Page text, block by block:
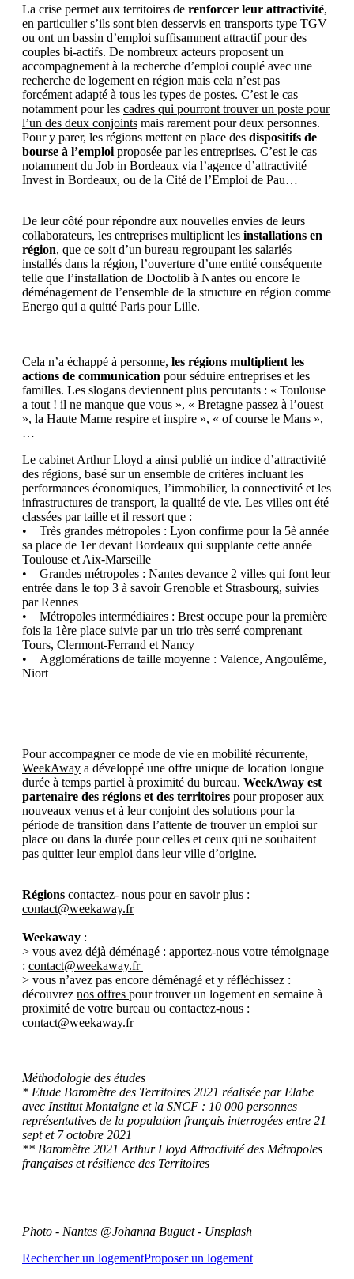
La crise permet aux territoires de renforcer leur attractivité,
en particulier s’ils sont bien desservis en transports type TGV
ou ont un bassin d’emploi suffisamment attractif pour des
couples bi-actifs. De nombreux acteurs proposent un
accompagnement à la recherche d’emploi couplé avec une
recherche de logement en région mais cela n’est pas
forcément adapté à tous les types de postes. C’est le cas
notamment pour les cadres qui pourront trouver un poste pour
l’un des deux conjoints mais rarement pour deux personnes.
Pour y parer, les régions mettent en place des dispositifs de
bourse à l’emploi proposée par les entreprises. C’est le cas
notamment du Job in Bordeaux via l’agence d’attractivité
Invest in Bordeaux, ou de la Cité de l’Emploi de Pau…
De leur côté pour répondre aux nouvelles envies de leurs
collaborateurs, les entreprises multiplient les installations en
région, que ce soit d’un bureau regroupant les salariés
installés dans la région, l’ouverture d’une entité conséquente
telle que l’installation de Doctolib à Nantes ou encore le
déménagement de l’ensemble de la structure en région comme
Energo qui a quitté Paris pour Lille.
Cela n’a échappé à personne, les régions multiplient les
actions de communication pour séduire entreprises et les
familles. Les slogans deviennent plus percutants : « Toulouse
a tout ! il ne manque que vous », « Bretagne passez à l’ouest
», la Haute Marne respire et inspire », « of course le Mans »,
…
Le cabinet Arthur Lloyd a ainsi publié un indice d’attractivité
des régions, basé sur un ensemble de critères incluant les
performances économiques, l’immobilier, la connectivité et les
infrastructures de transport, la qualité de vie. Les villes ont été
classées par taille et il ressort que :
• Très grandes métropoles : Lyon confirme pour la 5è année
sa place de 1er devant Bordeaux qui supplante cette année
Toulouse et Aix-Marseille
• Grandes métropoles : Nantes devance 2 villes qui font leur
entrée dans le top 3 à savoir Grenoble et Strasbourg, suivies
par Rennes
• Métropoles intermédiaires : Brest occupe pour la première
fois la 1ère place suivie par un trio très serré comprenant
Tours, Clermont-Ferrand et Nancy
• Agglomérations de taille moyenne : Valence, Angoulême,
Niort
Pour accompagner ce mode de vie en mobilité récurrente,
WeekAway a développé une offre unique de location longue
durée à temps partiel à proximité du bureau. WeekAway est
partenaire des régions et des territoires pour proposer aux
nouveaux venus et à leur conjoint des solutions pour la
période de transition dans l’attente de trouver un emploi sur
place ou dans la durée pour celles et ceux qui ne souhaitent
pas quitter leur emploi dans leur ville d’origine.
Régions contactez- nous pour en savoir plus :
contact@weekaway.fr
Weekaway :
> vous avez déjà déménagé : apportez-nous votre témoignage
: contact@weekaway.fr
> vous n’avez pas encore déménagé et y réfléchissez :
découvrez nos offres pour trouver un logement en semaine à
proximité de votre bureau ou contactez-nous :
contact@weekaway.fr
Méthodologie des études
* Etude Baromètre des Territoires 2021 réalisée par Elabe
avec Institut Montaigne et la SNCF : 10 000 personnes
représentatives de la population français interrogées entre 21
sept et 7 octobre 2021
** Baromètre 2021 Arthur Lloyd Attractivité des Métropoles
françaises et résilience des Territoires
Photo - Nantes @Johanna Buguet - Unsplash
Rechercher un logementProposer un logement